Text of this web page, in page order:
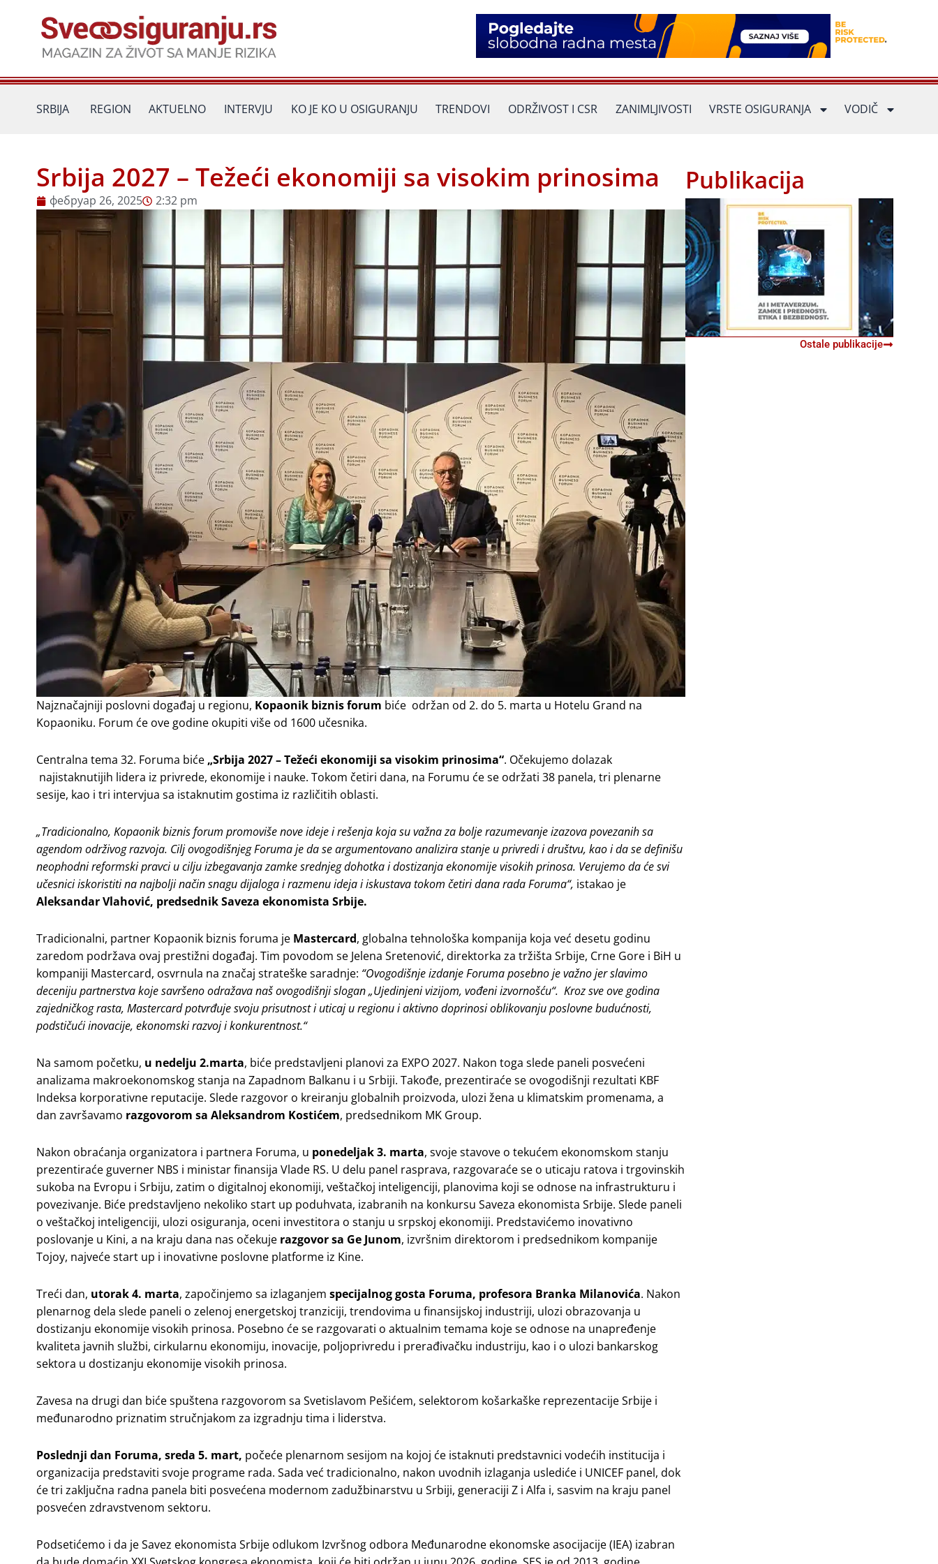
SRBIJA REGION AKTUELNO INTERVJU KO JE KO U OSIGURANJU TRENDOVI ODRŽIVOST I CSR ZANIMLJIVOSTI VRSTE OSIGURANJA VODIČ
Srbija 2027 – Težeći ekonomiji sa visokim prinosima
фебруар 26, 2025 2:32 pm
Najznačajniji poslovni događaj u regionu, Kopaonik biznis forum biće održan od 2. do 5. marta u Hotelu Grand na
Kopaoniku. Forum će ove godine okupiti više od 1600 učesnika.
Centralna tema 32. Foruma biće „Srbija 2027 – Težeći ekonomiji sa visokim prinosima“. Očekujemo dolazak
najistaknutijih lidera iz privrede, ekonomije i nauke. Tokom četiri dana, na Forumu će se održati 38 panela, tri plenarne
sesije, kao i tri intervjua sa istaknutim gostima iz različitih oblasti.
„Tradicionalno, Kopaonik biznis forum promoviše nove ideje i rešenja koja su važna za bolje razumevanje izazova povezanih sa
agendom održivog razvoja. Cilj ovogodišnjeg Foruma je da se argumentovano analizira stanje u privredi i društvu, kao i da se definišu
neophodni reformski pravci u cilju izbegavanja zamke srednjeg dohotka i dostizanja ekonomije visokih prinosa. Verujemo da će svi
učesnici iskoristiti na najbolji način snagu dijaloga i razmenu ideja i iskustava tokom četiri dana rada Foruma“, istakao je
Aleksandar Vlahović, predsednik Saveza ekonomista Srbije.
Tradicionalni, partner Kopaonik biznis foruma je Mastercard, globalna tehnološka kompanija koja već desetu godinu
zaredom podržava ovaj prestižni događaj. Tim povodom se Jelena Sretenović, direktorka za tržišta Srbije, Crne Gore i BiH u
kompaniji Mastercard, osvrnula na značaj strateške saradnje: “Ovogodišnje izdanje Foruma posebno je važno jer slavimo
deceniju partnerstva koje savršeno odražava naš ovogodišnji slogan „Ujedinjeni vizijom, vođeni izvornošću“. Kroz sve ove godina
zajedničkog rasta, Mastercard potvrđuje svoju prisutnost i uticaj u regionu i aktivno doprinosi oblikovanju poslovne budućnosti,
podstičući inovacije, ekonomski razvoj i konkurentnost.“
Na samom početku, u nedelju 2.marta, biće predstavljeni planovi za EXPO 2027. Nakon toga slede paneli posvećeni
analizama makroekonomskog stanja na Zapadnom Balkanu i u Srbiji. Takođe, prezentiraće se ovogodišnji rezultati KBF
Indeksa korporativne reputacije. Slede razgovor o kreiranju globalnih proizvoda, ulozi žena u klimatskim promenama, a
dan završavamo razgovorom sa Aleksandrom Kostićem, predsednikom MK Group.
Nakon obraćanja organizatora i partnera Foruma, u ponedeljak 3. marta, svoje stavove o tekućem ekonomskom stanju
prezentiraće guverner NBS i ministar finansija Vlade RS. U delu panel rasprava, razgovaraće se o uticaju ratova i trgovinskih
sukoba na Evropu i Srbiju, zatim o digitalnoj ekonomiji, veštačkoj inteligenciji, planovima koji se odnose na infrastrukturu i
povezivanje. Biće predstavljeno nekoliko start up poduhvata, izabranih na konkursu Saveza ekonomista Srbije. Slede paneli
o veštačkoj inteligenciji, ulozi osiguranja, oceni investitora o stanju u srpskoj ekonomiji. Predstavićemo inovativno
poslovanje u Kini, a na kraju dana nas očekuje razgovor sa Ge Junom, izvršnim direktorom i predsednikom kompanije
Tojoy, najveće start up i inovativne poslovne platforme iz Kine.
Treći dan, utorak 4. marta, započinjemo sa izlaganjem specijalnog gosta Foruma, profesora Branka Milanovića. Nakon
plenarnog dela slede paneli o zelenoj energetskoj tranziciji, trendovima u finansijskoj industriji, ulozi obrazovanja u
dostizanju ekonomije visokih prinosa. Posebno će se razgovarati o aktualnim temama koje se odnose na unapređenje
kvaliteta javnih službi, cirkularnu ekonomiju, inovacije, poljoprivredu i prerađivačku industriju, kao i o ulozi bankarskog
sektora u dostizanju ekonomije visokih prinosa.
Zavesa na drugi dan biće spuštena razgovorom sa Svetislavom Pešićem, selektorom košarkaške reprezentacije Srbije i
međunarodno priznatim stručnjakom za izgradnju tima i liderstva.
Poslednji dan Foruma, sreda 5. mart, počeće plenarnom sesijom na kojoj će istaknuti predstavnici vodećih institucija i
organizacija predstaviti svoje programe rada. Sada već tradicionalno, nakon uvodnih izlaganja uslediće i UNICEF panel, dok
će tri zaključna radna panela biti posvećena modernom zadužbinarstvu u Srbiji, generaciji Z i Alfa i, sasvim na kraju panel
posvećen zdravstvenom sektoru.
Podsetićemo i da je Savez ekonomista Srbije odlukom Izvršnog odbora Međunarodne ekonomske asocijacije (IEA) izabran
Publikacija
Ostale publikacije